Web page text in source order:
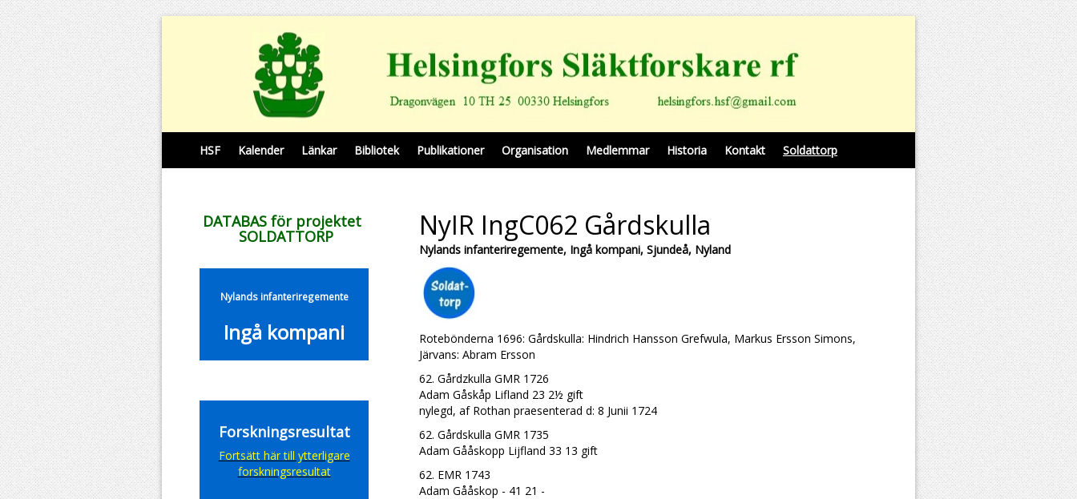
HSF Kalender Länkar Bibliotek Publikationer Organisation Medlemmar Historia Kontakt Soldattorp
DATABAS för projektet
SOLDATTORP
Nylands infanteriregemente
Ingå kompani
Forskningsresultat
Fortsätt här till ytterligare
forskningsresultat
NyIR IngC062 Gårdskulla
Nylands infanteriregemente, Ingå kompani, Sjundeå, Nyland
Rotebönderna 1696: Gårdskulla: Hindrich Hansson Grefwula, Markus Ersson Simons,
Järvans: Abram Ersson
62. Gårdzkulla GMR 1726
Adam Gåskåp Lifland 23 2½ gift
nylegd, af Rothan praesenterad d: 8 Junii 1724
62. Gårdskulla GMR 1735
Adam Gååskopp Lijfland 33 13 gift
62. EMR 1743
Adam Gååskop - 41 21 -